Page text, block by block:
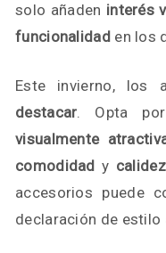
solo añaden interés
funcionalidad en los
Este invierno, los
destacar. Opta
visualmente
comodidad y calidez
accesorios puede
declaración de estilo